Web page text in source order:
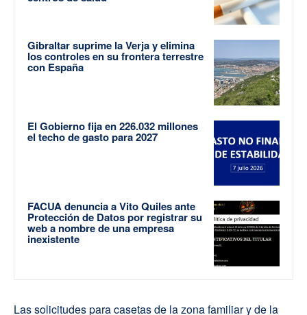
Gibraltar suprime la Verja y elimina
los controles en su frontera terrestre
con España
El Gobierno fija en 226.032 millones
el techo de gasto para 2027
FACUA denuncia a Vito Quiles ante
Protección de Datos por registrar su
web a nombre de una empresa
inexistente
Las solicitudes para casetas de la zona familiar y de la